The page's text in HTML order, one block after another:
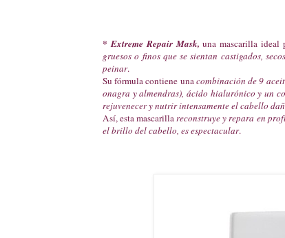
* Extreme Repair Mask, una mascarilla ideal
gruesos o finos que se sientan castigados,
peinar.
Su fórmula contiene unacombinación de 9
onagra y almendras), ácido hialurónico y un
rejuvenecer y nutrir intensamente el cabello
Así, esta mascarillareconstruye y repara en
el brillo del cabello, es espectacular.